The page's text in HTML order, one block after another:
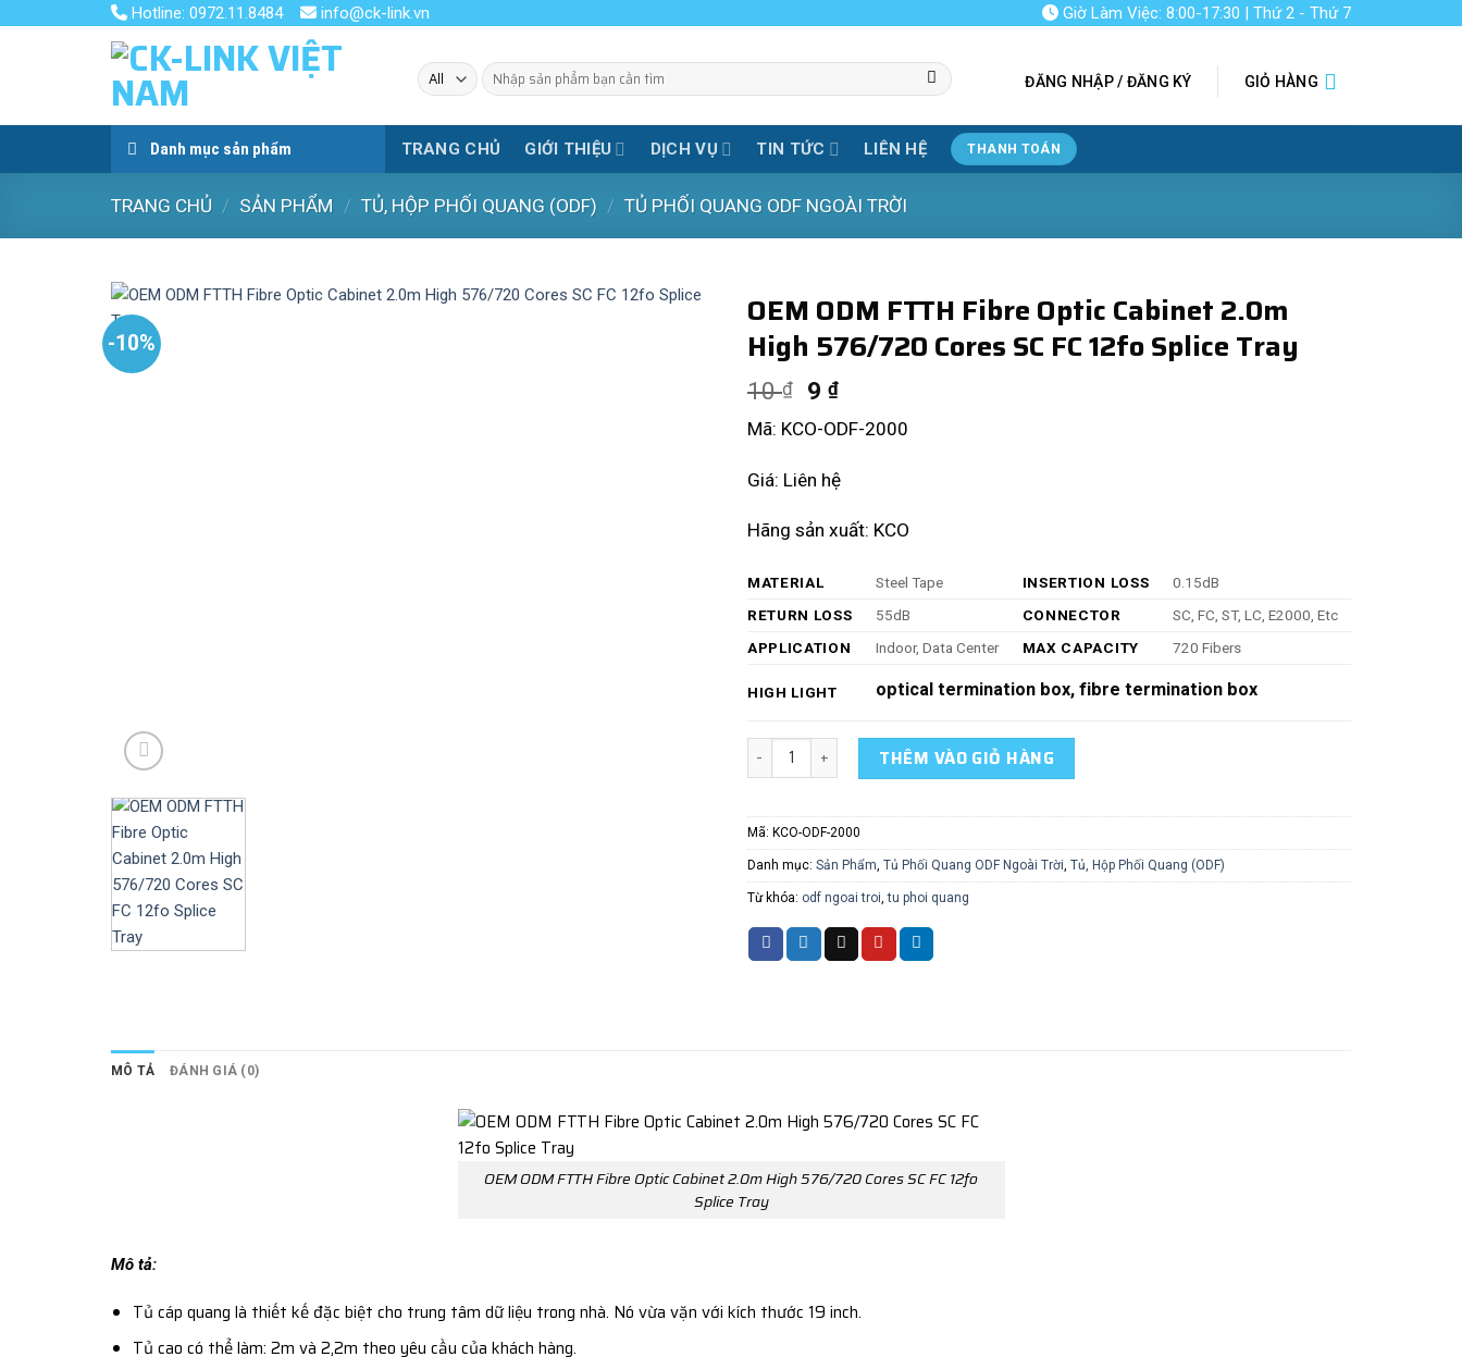
Hotline: 0972.11.8484 info@ck-link.vn Giờ Làm Việc: 8:00-17:30 | Thứ 2 - Thứ 7
Tìm
kiếm:
ĐĂNG NHẬP / ĐĂNG KÝ GIỎ HÀNG
Danh mục sản phẩm TRANG CHỦ GIỚI THIỆU DỊCH VỤ TIN TỨC LIÊN HỆ THANH TOÁN
TRANG CHỦ / SẢN PHẨM / TỦ, HỘP PHỐI QUANG (ODF) / TỦ PHỐI QUANG ODF NGOÀI TRỜI
-10%
OEM ODM FTTH Fibre Optic Cabinet 2.0m
High 576/720 Cores SC FC 12fo Splice Tray
10₫ 9 ₫
Mã: KCO-ODF-2000
Giá: Liên hệ
Hãng sản xuất: KCO
MATERIAL Steel Tape INSERTION LOSS
0.15dB
RETURN LOSS
55dB CONNECTOR
SC, FC, ST, LC, E2000, Etc
APPLICATION
Indoor, Data Center MAX CAPACITY 720 Fibers
HIGH LIGHT optical termination box, fibre termination box
OEM ODM FTTH Fibre Optic Cabinet 2.0m High 576/720 Cores SC FC 12fo Splice Tray số lượng
THÊM VÀO GIỎ HÀNG
Mã: KCO-ODF-2000
Danh mục: Sản Phẩm, Tủ Phối Quang ODF Ngoài Trời, Tủ, Hộp Phối Quang (ODF)
Từ khóa: odf ngoai troi,tu phoi quang
MÔ TẢ ĐÁNH GIÁ (0)
OEM ODM FTTH Fibre Optic Cabinet 2.0m High 576/720 Cores SC FC 12fo
Splice Tray
Mô tả:
Tủ cáp quang là thiết kế đặc biệt cho trung tâm dữ liệu trong nhà. Nó vừa vặn với kích thước 19 inch.
Tủ cao có thể làm: 2m và 2,2m theo yêu cầu của khách hàng.